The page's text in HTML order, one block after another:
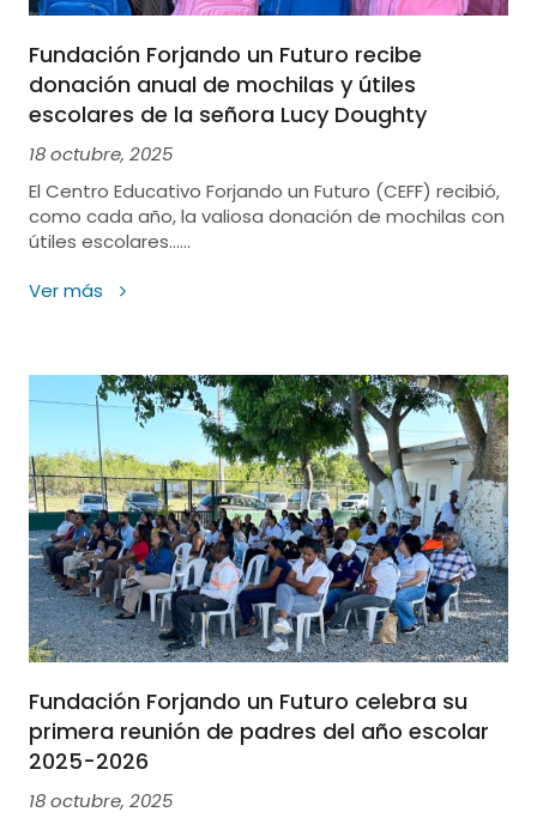
Fundación Forjando un Futuro recibe
donación anual de mochilas y útiles
escolares de la señora Lucy Doughty
18 octubre, 2025
El Centro Educativo Forjando un Futuro (CEFF) recibió,
como cada año, la valiosa donación de mochilas con
útiles escolares......
Ver más
Fundación Forjando un Futuro celebra su
primera reunión de padres del año escolar
2025-2026
18 octubre, 2025